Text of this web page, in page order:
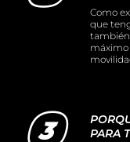
Como
que
también
máximo
PARA